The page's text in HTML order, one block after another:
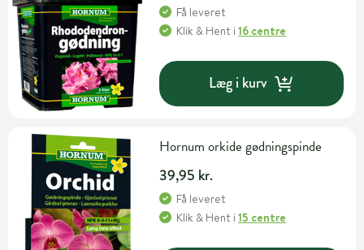
Få leveret
Klik & Hent i16 centre
Læg i kurv
Hornum orkide gødningspinde
39,95 kr.
Få leveret
Klik & Hent i15 centre